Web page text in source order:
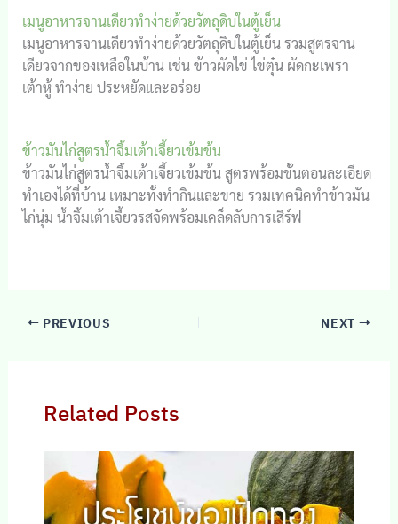
เมนูอาหารจานเดียวทำง่ายด้วยวัตถุดิบในตู้เย็น
เมนูอาหารจานเดียวทำง่ายด้วยวัตถุดิบในตู้เย็น รวมสูตรจาน
เดียวจากของเหลือในบ้าน เช่น ข้าวผัดไข่ ไข่ตุ๋น ผัดกะเพรา
เต้าหู้ ทำง่าย ประหยัดและอร่อย
ข้าวมันไก่สูตรน้ำจิ้มเต้าเจี้ยวเข้มข้น
ข้าวมันไก่สูตรน้ำจิ้มเต้าเจี้ยวเข้มข้น สูตรพร้อมขั้นตอนละเอียด
ทำเองได้ที่บ้าน เหมาะทั้งทำกินและขาย รวมเทคนิคทำข้าวมัน
ไก่นุ่ม น้ำจิ้มเต้าเจี้ยวรสจัดพร้อมเคล็ดลับการเสิร์ฟ
PREVIOUS NEXT
Related Posts